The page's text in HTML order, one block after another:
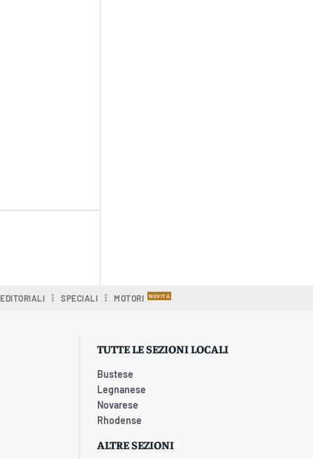
EDITORIALI SPECIALI MOTORI
TUTTE LE SEZIONI LOCALI
Bustese
Legnanese
Novarese
Rhodense
ALTRE SEZIONI